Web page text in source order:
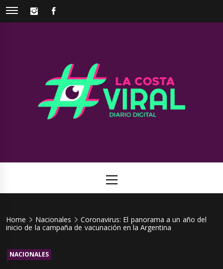
Skip
INSTAGRAM
Viral
Menu
Home Nacionales
Coronavirus: El panorama a un año del
inicio de la campaña de vacunación en la Argentina
NACIONALES